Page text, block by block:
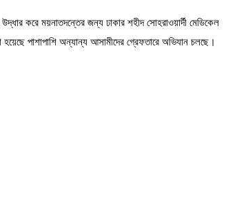
করে ময়নাতদন্তের জন্য ঢাকার শহীদ সোহরাওয়ার্দী মেডিকেল
পাশাপাশি অন্যান্য আসামীদের গ্রেফতারে অভিযান চলছে।